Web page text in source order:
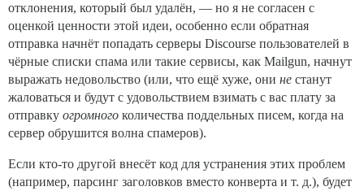
отклонения, который был удалён, — но я не согласен с
оценкой ценности этой идеи, особенно если обратная
отправка начнёт попадать серверы Discourse пользователей в
чёрные списки спама или такие сервисы, как Mailgun, начнут
выражать недовольство (или, что ещё хуже, они не станут
жаловаться и будут с удовольствием взимать с вас плату за
отправку огромного количества поддельных писем, когда на
сервер обрушится волна спамеров).
Если кто-то другой внесёт код для устранения этих проблем
(например, парсинг заголовков вместо конверта и т. д.), будет